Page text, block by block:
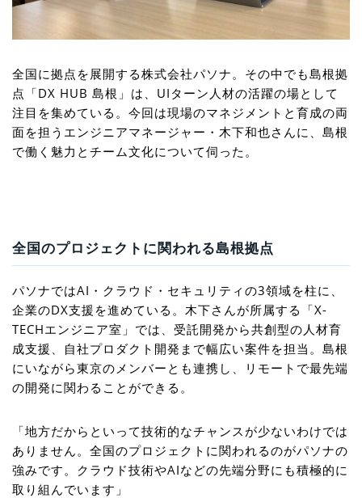
全国に拠点を展開する株式会社パソナ。その中でも島根拠
点「DX HUB 島根」は、UIターン人材の活躍の場として
注目を集めている。今回は現場のマネジメントと育成の両
面を担うエンジニアマネージャー・木下和也さんに、島根
で働く魅力とチーム文化について伺った。
全国のプロジェクトに関われる島根拠点
パソナではAI・クラウド・セキュリティの3領域を柱に、
企業のDX支援を進めている。木下さんが所属する「X-
TECHエンジニア室」では、受託開発から共創型の人材育
成支援、自社プロダクト開発まで幅広い案件を担当。島根
にいながら東京のメンバーとも連携し、リモートで最先端
の開発に関わることができる。
「地方だからといって技術的なチャンスが少ないわけでは
ありません。全国のプロジェクトに関われるのがパソナの
強みです。クラウド技術やAIなどの先端分野にも積極的に
取り組んでいます」